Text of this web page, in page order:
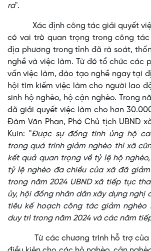
ra".
Xác định công tác giải quyết
có vai trò quan trọng trong công tác
địa phương trong tỉnh đã rà soát,
nghề và việc làm. Từ đó tổ chức các
vấn việc làm, đào tạo nghề ngay tại
hội tìm kiếm việc làm cho người lao
sinh hộ nghèo, hộ cận nghèo. Trong
đã giải quyết việc làm cho hơn
Đàm Văn Phan, Phó Chủ tịch UBND
Kuin: "Được sự đồng tình ủng hộ
trong quá trình giảm nghèo thì xã
kết quả quan trọng về tỷ lệ hộ
tỷ lệ nghèo đa chiều của xã đã giảm
trong năm 2024 UBND xã tiếp tục
ủy, hội đồng nhân dân xây dựng nghị
tiêu kế hoạch công tác giảm nghèo
duy trì trong năm 2024 và các năm
Từ các chương trình hỗ trợ của